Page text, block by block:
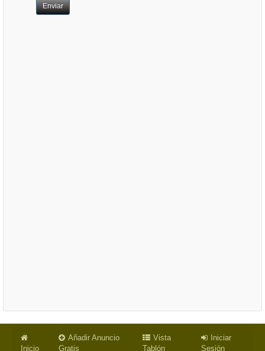
Enviar
Inicio
Añadir Anuncio
Gratis
Vista
Tablón
Iniciar
Sesión